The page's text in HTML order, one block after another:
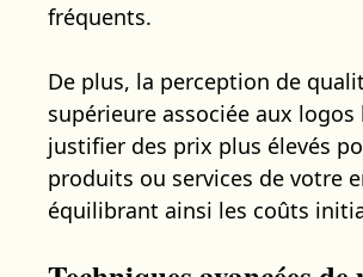
fréquents.
De plus, la perception de
supérieure associée aux
justifier des prix plus élevés
produits ou services de votre
équilibrant ainsi les coûts